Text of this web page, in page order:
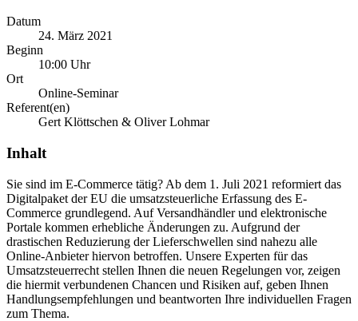
Datum
24. März 2021
Beginn
10:00 Uhr
Ort
Online-Seminar
Referent(en)
Gert Klöttschen & Oliver Lohmar
Inhalt
Sie sind im E-Commerce tätig? Ab dem 1. Juli 2021 reformiert das
Digitalpaket der EU die umsatzsteuerliche Erfassung des E-
Commerce grundlegend. Auf Versandhändler und elektronische
Portale kommen erhebliche Änderungen zu. Aufgrund der
drastischen Reduzierung der Lieferschwellen sind nahezu alle
Online-Anbieter hiervon betroffen. Unsere Experten für das
Umsatzsteuerrecht stellen Ihnen die neuen Regelungen vor, zeigen
die hiermit verbundenen Chancen und Risiken auf, geben Ihnen
Handlungsempfehlungen und beantworten Ihre individuellen Fragen
zum Thema.